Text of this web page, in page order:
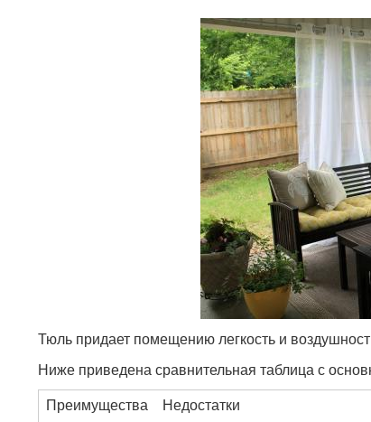
Тюль придает помещению легкость и
Ниже приведена сравнительная таблица с
Преимущества
Недостатки